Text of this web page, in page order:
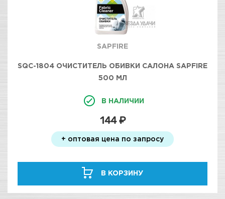
SAPFIRE
SQC-1804 ОЧИСТИТЕЛЬ ОБИВКИ САЛОНА SAPFIRE
500 МЛ
В НАЛИЧИИ
144 ₽
+ оптовая цена по запросу
В КОРЗИНУ